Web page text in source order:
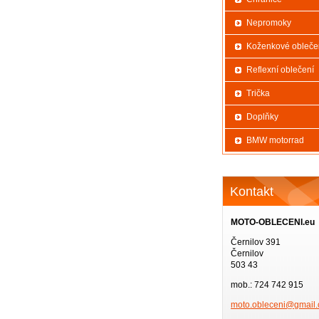
Nepromoky
Koženkové
Reflexní oblečení
Trička
Doplňky
BMW motorrad
Kontakt
MOTO-OBLECENI.eu
Černilov 391
Černilov
503 43
mob.: 724 742 915
moto.obl eceni@gm